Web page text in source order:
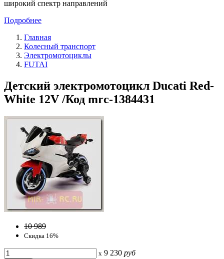
широкий спектр направлений
Подробнее
Главная
Колесный транспорт
Электромотоциклы
FUTAI
Детский электромотоцикл Ducati Red-
White 12V /Код mrc-1384431
10 989
Скидка 16%
x 9 230 руб